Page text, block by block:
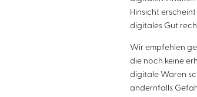
Hinsicht
digitales Gut
Wir empfehlen
die noch keine
digitale Waren
andernfalls